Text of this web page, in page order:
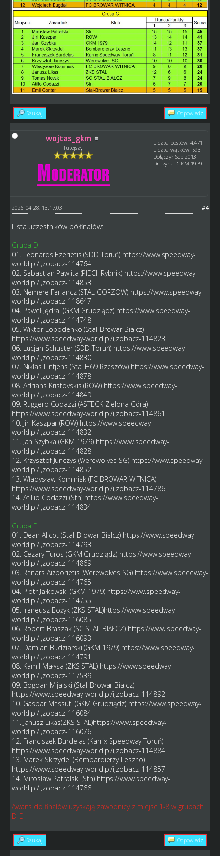
Szukaj Odpowiedz
wojtas_gkm
Tutejszy
Liczba postów: 4,471
Liczba wątków: 593
Dołączył: Sep 2013
Drużyna: GKM 1979
#4
2026-04-28, 13:17:03
Lista uczestników półfinałów:
Grupa D
01. Leonards Ezerietis (SDD Toruń) https://www.speedway-
world.pl/i,zobacz-114764
02. Sebastian Pawlita (PIECHRybnik) https://www.speedway-
world.pl/i,zobacz-114853
03. Nemere Ferjancz (STAL GORZOW) https://www.speedway-
world.pl/i,zobacz-118647
04. Paweł Jędral (GKM Grudziądz) https://www.speedway-
world.pl/i,zobacz-114748
05. Wiktor Lobodenko (Stal-Browar Bialcz)
https://www.speedway-world.pl/i,zobacz-114823
06. Lucjan Schuster (SDD Toruń) https://www.speedway-
world.pl/i,zobacz-114830
07. Niklas Lintjens (Stal H69 Rzeszów) https://www.speedway-
world.pl/i,zobacz-114878
08. Adrians Kristovskis (ROW) https://www.speedway-
world.pl/i,zobacz-114849
09. Ruggero Codazzi (ASTECK Zielona Góra) -
https://www.speedway-world.pl/i,zobacz-114861
10. Jiri Kaszpar (ROW) https://www.speedway-
world.pl/i,zobacz-114832
11. Jan Szybka (GKM 1979) https://www.speedway-
world.pl/i,zobacz-114828
12. Krzysztof Junczys (Werewolves SG) https://www.speedway-
world.pl/i,zobacz-114852
13. Władysław Kominiak (FC BROWAR WITNICA)
https://www.speedway-world.pl/i,zobacz-114786
14. Atillio Codazzi (Stn) https://www.speedway-
world.pl/i,zobacz-114834
Grupa E
01. Dean Allcot (Stal-Browar Bialcz) https://www.speedway-
world.pl/i,zobacz-114793
02. Cezary Turos (GKM Grudziądz) https://www.speedway-
world.pl/i,zobacz-114869
03. Renars Aizporietis (Werewolves SG) https://www.speedway-
world.pl/i,zobacz-114765
04. Piotr Jałkowski (GKM 1979) https://www.speedway-
world.pl/i,zobacz-114755
05. Ireneusz Bożyk (ZKS STAL)https://www.speedway-
world.pl/i,zobacz-116085
06. Robert Braszak (SC STAL BIAŁCZ) https://www.speedway-
world.pl/i,zobacz-116093
07. Damian Budziarski (GKM 1979) https://www.speedway-
world.pl/i,zobacz-114791
08. Kamil Małysa (ZKS STAL) https://www.speedway-
world.pl/i,zobacz-117539
09. Bogdan Mijalski (Stal-Browar Bialcz)
https://www.speedway-world.pl/i,zobacz-114892
10. Gaspar Messuti (GKM Grudziądz) https://www.speedway-
world.pl/i,zobacz-116084
11. Janusz Likas(ZKS STAL)https://www.speedway-
world.pl/i,zobacz-116076
12. Franciszek Burdelas (Karrix Speedway Toruń)
https://www.speedway-world.pl/i,zobacz-114884
13. Marek Skrzydel (Bombardierzy Leszno)
https://www.speedway-world.pl/i,zobacz-114857
14. Mirosław Patralski (Stn) https://www.speedway-
world.pl/i,zobacz-114766
Awans do finałów uzyskają zawodnicy z miejsc 1-8 w grupach
D-E
Szukaj Odpowiedz